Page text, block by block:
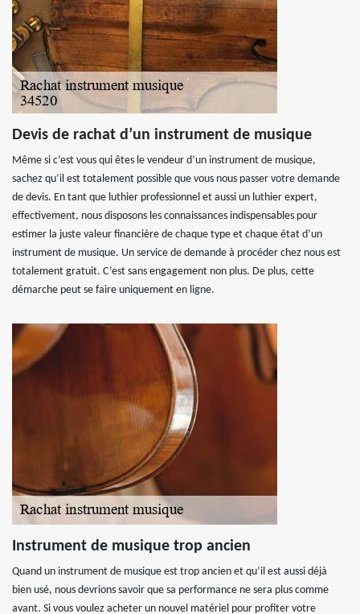
Devis de rachat d’un instrument de musique
Même si c’est vous qui êtes le vendeur d’un instrument de musique,
sachez qu’il est totalement possible que vous nous passer votre demande
de devis. En tant que luthier professionnel et aussi un luthier expert,
effectivement, nous disposons les connaissances indispensables pour
estimer la juste valeur financière de chaque type et chaque état d’un
instrument de musique. Un service de demande à procéder chez nous est
totalement gratuit. C’est sans engagement non plus. De plus, cette
démarche peut se faire uniquement en ligne.
Instrument de musique trop ancien
Quand un instrument de musique est trop ancien et qu’il est aussi déjà
bien usé, nous devrions savoir que sa performance ne sera plus comme
avant. Si vous voulez acheter un nouvel matériel pour profiter votre